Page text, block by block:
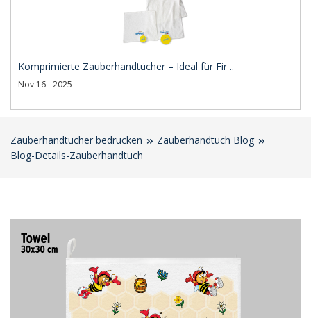
Komprimierte Zauberhandtücher – Ideal für Fir ..
Nov 16 - 2025
Zauberhandtücher bedrucken
Zauberhandtuch Blog
Blog-Details-Zauberhandtuch